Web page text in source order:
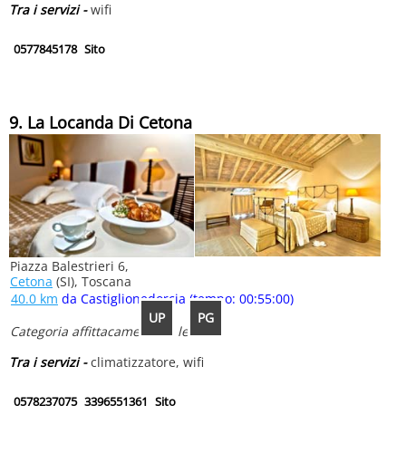
UP PG
Tra i servizi -wifi
0577845178 Sito
9. La Locanda Di Cetona
Piazza Balestrieri 6,
Cetona (SI), Toscana
40.0 km da Castiglionedorcia (tempo: 00:55:00)
Categoria affittacamere: 10 letti
Tra i servizi -climatizzatore, wifi
0578237075 3396551361 Sito